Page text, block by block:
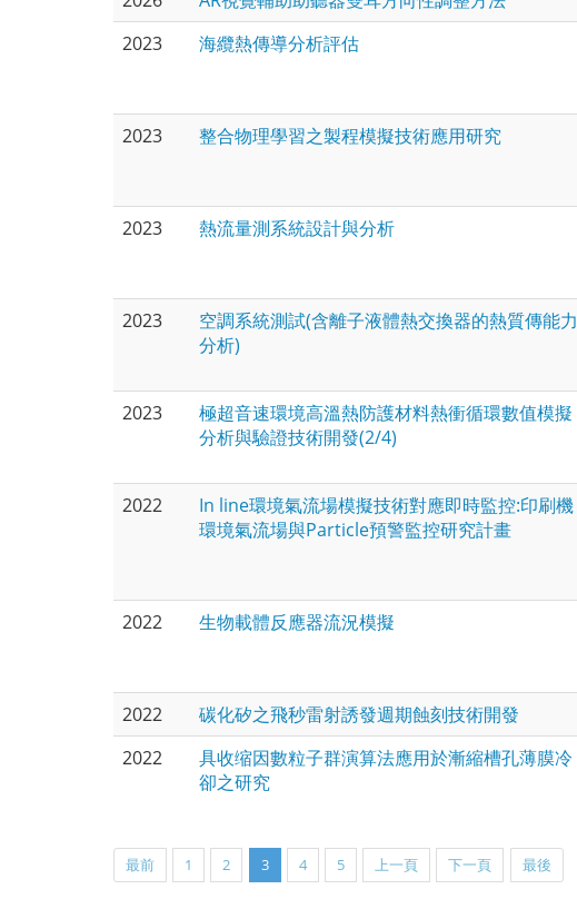
2023
海纜熱傳導分析評估
2023
整合物理學習之製程模擬技術應用研究
2023
熱流量測系統設計與分析
2023
空調系統測試(含離子液體熱交換器的熱質傳能力
分析)
2023
極超音速環境高溫熱防護材料熱衝循環數值模擬
分析與驗證技術開發(2/4)
2022
In line環境氣流場模擬技術對應即時監控:印刷機
環境氣流場與Particle預警監控研究計畫
2022
生物載體反應器流況模擬
2022
碳化矽之飛秒雷射誘發週期蝕刻技術開發
2022
具收缩因數粒子群演算法應用於漸縮槽孔薄膜冷
卻之研究
最前 1 2 3 4 5 上一頁 下一頁 最後